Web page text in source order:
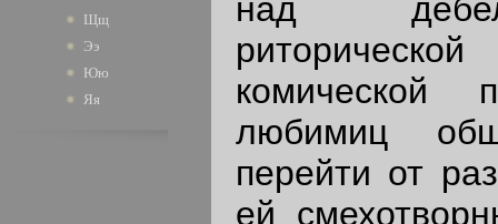
Щщ
Ээ
Юю
Яя
над
комической
любимиц
перейти от
ей